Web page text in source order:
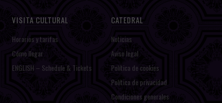
VISITA CULTURAL
Horarios y tarifas
Cómo llegar
ENGLISH – Schedule & Tickets
CATEDRAL
Noticias
Aviso legal
Política de cookies
Política de privacidad
Condiciones generales